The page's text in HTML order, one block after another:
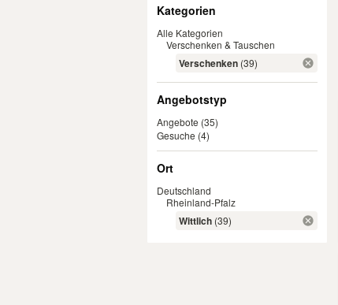
Kategorien
Alle Kategorien
Verschenken & Tauschen
Verschenken (39)
Angebotstyp
Angebote (35)
Gesuche (4)
Ort
Deutschland
Rheinland-Pfalz
Wittlich (39)